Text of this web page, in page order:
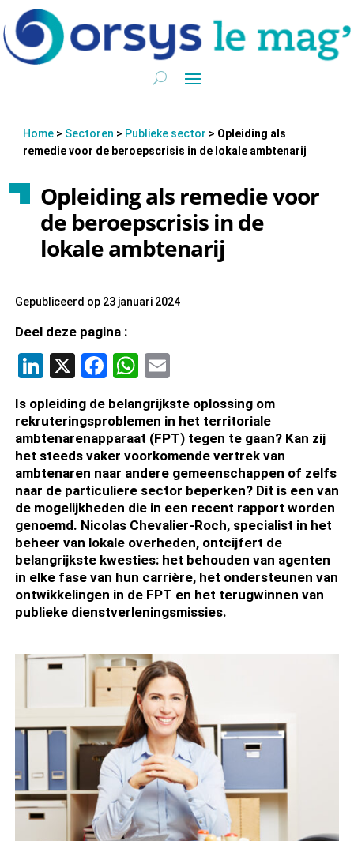
Home> Sectoren > Publieke sector > Opleiding als
remedie voor de beroepscrisis in de lokale ambtenarij
Opleiding als remedie voor
de beroepscrisis in de
lokale ambtenarij
Gepubliceerd op 23 januari 2024
Deel deze pagina :
LinkedIn
X Facebook
WhatsApp
Is opleiding de belangrijkste oplossing om
rekruteringsproblemen in het territoriale
ambtenarenapparaat (FPT) tegen te gaan? Kan zij
het steeds vaker voorkomende vertrek van
ambtenaren naar andere gemeenschappen of zelfs
naar de particuliere sector beperken? Dit is een van
de mogelijkheden die in een recent rapport worden
genoemd. Nicolas Chevalier-Roch, specialist in het
beheer van lokale overheden, ontcijfert de
belangrijkste kwesties: het behouden van agenten
in elke fase van hun carrière, het ondersteunen van
ontwikkelingen in de FPT en het terugwinnen van
publieke dienstverleningsmissies.